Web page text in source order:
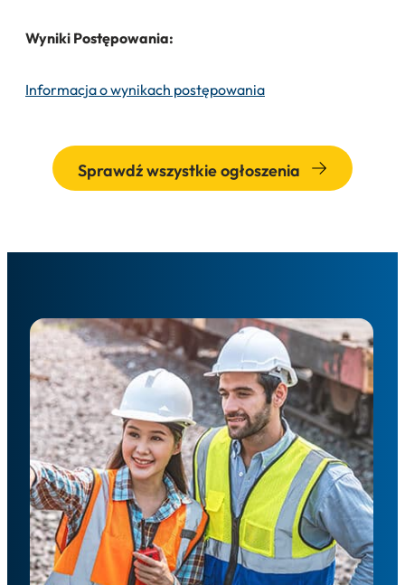
Wyniki Postępowania:
Informacja o wynikach postępowania
Sprawdź wszystkie ogłoszenia